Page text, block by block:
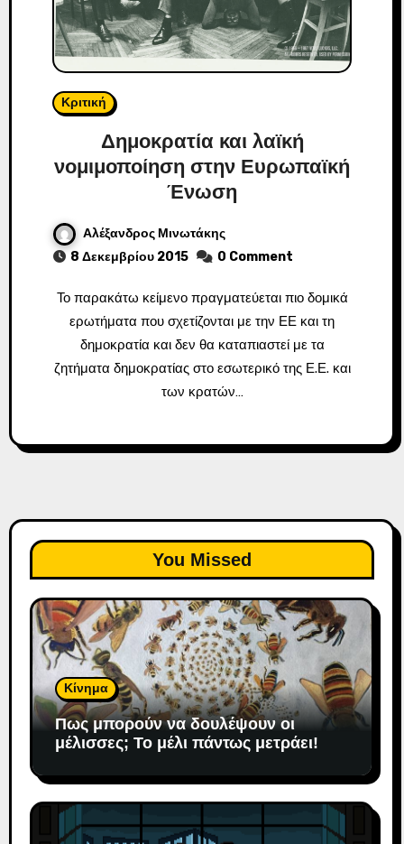
Κριτική
Δημοκρατία και λαϊκή
νομιμοποίηση στην Ευρωπαϊκή
Ένωση
Αλέξανδρος Μινωτάκης
8 Δεκεμβρίου 2015
0 Comment
Το παρακάτω κείμενο πραγματεύεται πιο δομικά
ερωτήματα που σχετίζονται με την ΕΕ και τη
δημοκρατία και δεν θα καταπιαστεί με τα
ζητήματα δημοκρατίας στο εσωτερικό της Ε.Ε. και
των κρατών…
You Missed
Κίνημα
Πως μπορούν να δουλέψουν οι
μέλισσες; To μέλι πάντως μετράει!